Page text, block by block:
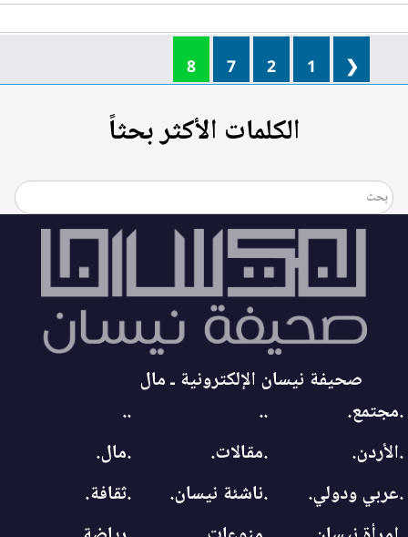
❮
1
2
7
8
الكلمات الأكثر بحثاً
صحيفة نيسان الإلكترونية ـ مال
.مجتمع.
..
..
.الأردن.
.مقالات.
.مال.
.عربي ودولي.
.ناشئة نيسان.
.ثقافة.